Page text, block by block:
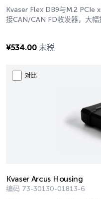
Kvaser Flex DB9与M.2 PCIe
接CAN/CAN FD收发器，大幅
¥534.00 未税
对比
Kvaser Arcus Housing
编码 73-30130-01813-6